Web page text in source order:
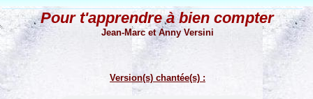
Pour t'apprendre à bien compter
Jean-Marc et Anny Versini
Version(s) chantée(s) :